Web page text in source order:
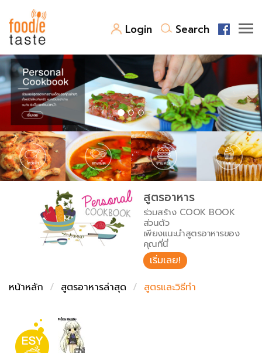
Login Search
สูตรอาหาร
สูตรอาหารล่าสุด
Top Foodie
พาไปชิม
สารพันก้นครัว
เคล็ดลับน่ารู้
เปรียบเทียบหน่วยการตวง
เปรียบเทียบอุณหภูมิ
เปรียบเทียบน้ำหนักวัตถุดิบ
FoodPedia
สร้าง Cookbook
สูตรอาหาร
ร่วมสร้าง COOK BOOK
ส่วนตัว
เพียงแนะนำสูตรอาหารของ
คุณที่นี่
เริ่มเลย!
หน้าหลัก
สูตรอาหารล่าสุด สูตรและวิธีทำ